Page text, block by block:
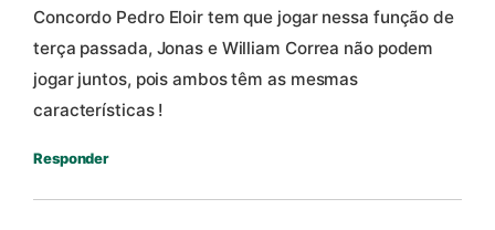
Concordo Pedro Eloir tem que jogar nessa função de
terça passada, Jonas e William Correa não podem
jogar juntos, pois ambos têm as mesmas
características !
Responder